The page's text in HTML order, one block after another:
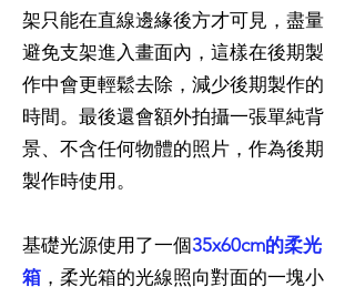
架只能在直線邊緣後方才可見，盡量
避免支架進入畫面內，這樣在後期製
作中會更輕鬆去除，減少後期製作的
時間。最後還會額外拍攝一張單純背
景、不含任何物體的照片，作為後期
製作時使用。
基礎光源使用了一個35x60cm的柔光
箱 ，柔光箱的光線照向對面的一塊小